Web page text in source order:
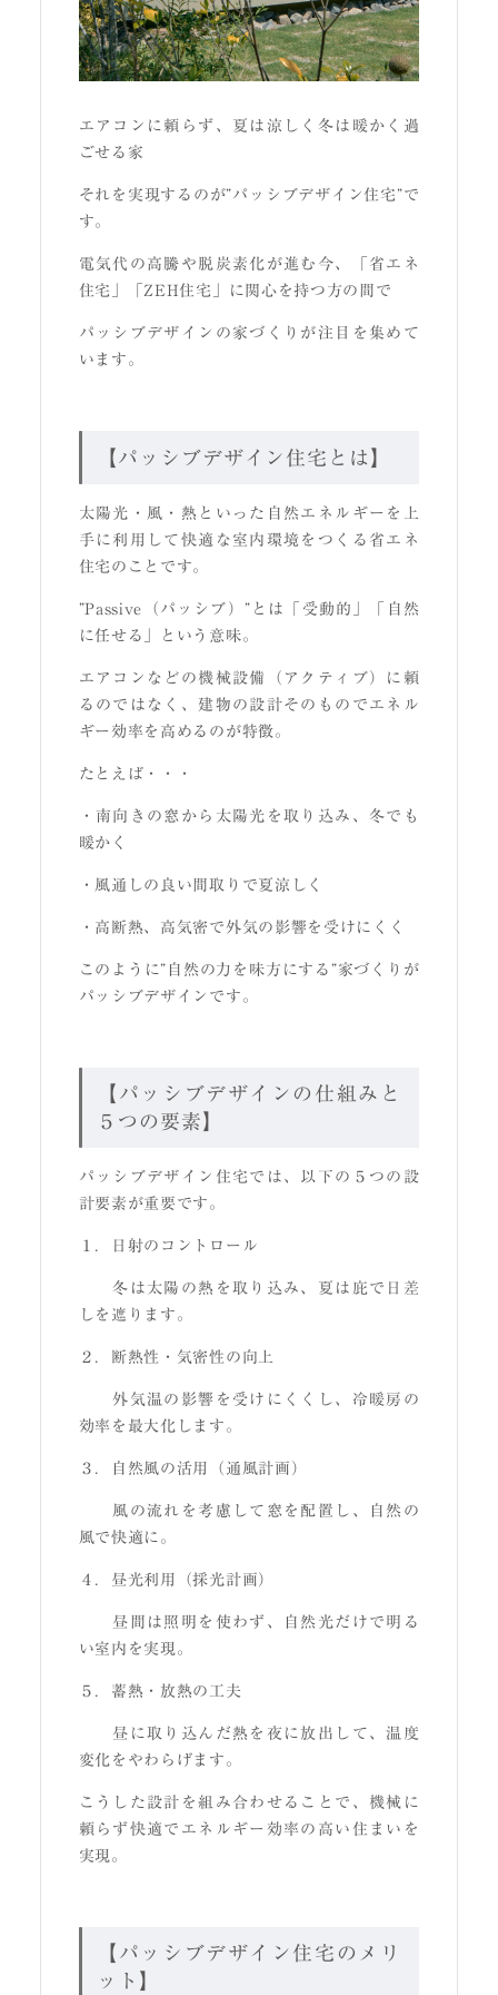
エアコンに頼らず、夏は涼しく冬は暖かく過
ごせる家
それを実現するのが”パッシブデザイン住宅”で
す。
電気代の高騰や脱炭素化が進む今、「省エネ
住宅」「ZEH住宅」に関心を持つ方の間で
パッシブデザインの家づくりが注目を集めて
います。
【パッシブデザイン住宅とは】
太陽光・風・熱といった自然エネルギーを上
手に利用して快適な室内環境をつくる省エネ
住宅のことです。
”Passive（パッシブ）”とは「受動的」「自然
に任せる」という意味。
エアコンなどの機械設備（アクティブ）に頼
るのではなく、建物の設計そのものでエネル
ギー効率を高めるのが特徴。
たとえば・・・
・南向きの窓から太陽光を取り込み、冬でも
暖かく
・風通しの良い間取りで夏涼しく
・高断熱、高気密で外気の影響を受けにくく
このように”自然の力を味方にする”家づくりが
パッシブデザインです。
【パッシブデザインの仕組みと
５つの要素】
パッシブデザイン住宅では、以下の５つの設
計要素が重要です。
１．日射のコントロール
冬は太陽の熱を取り込み、夏は庇で日差
しを遮ります。
２．断熱性・気密性の向上
外気温の影響を受けにくくし、冷暖房の
効率を最大化します。
３．自然風の活用（通風計画）
風の流れを考慮して窓を配置し、自然の
風で快適に。
４．昼光利用（採光計画）
昼間は照明を使わず、自然光だけで明る
い室内を実現。
５．蓄熱・放熱の工夫
昼に取り込んだ熱を夜に放出して、温度
変化をやわらげます。
こうした設計を組み合わせることで、機械に
頼らず快適でエネルギー効率の高い住まいを
実現。
【パッシブデザイン住宅のメリ
ット】